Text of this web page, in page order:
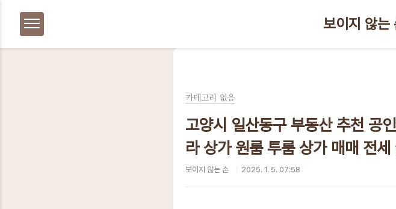
보이지 않는
카테고리 없음
고양시 일산동구 부동산 추천 공
라 상가 원룸 투룸 상가 매매 전세
보이지 않는 손 2025. 1. 5. 07:58